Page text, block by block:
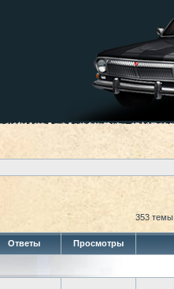
353 темы
Ответы Просмотры